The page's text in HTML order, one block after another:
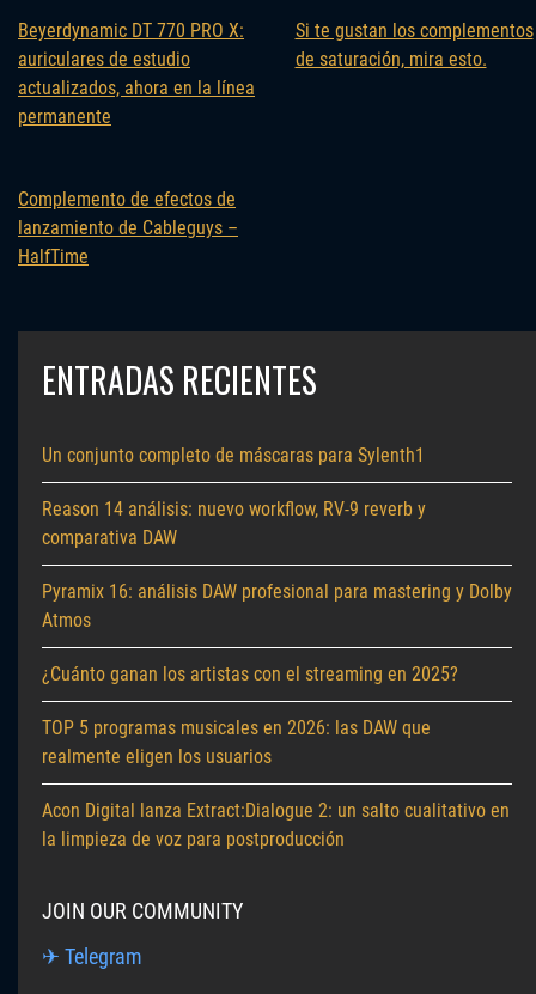
Beyerdynamic DT 770 PRO X:
auriculares de estudio
actualizados, ahora en la línea
permanente
Si te gustan los complementos
de saturación, mira esto.
Complemento de efectos de
lanzamiento de Cableguys –
HalfTime
ENTRADAS RECIENTES
Un conjunto completo de máscaras para Sylenth1
Reason 14 análisis: nuevo workflow, RV-9 reverb y
comparativa DAW
Pyramix 16: análisis DAW profesional para mastering y Dolby
Atmos
¿Cuánto ganan los artistas con el streaming en 2025?
TOP 5 programas musicales en 2026: las DAW que
realmente eligen los usuarios
Acon Digital lanza Extract:Dialogue 2: un salto cualitativo en
la limpieza de voz para postproducción
JOIN OUR COMMUNITY
✈ Telegram